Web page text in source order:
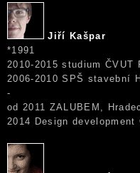
Jiří Kašpar
*1991
2010-2015 studium
2006-2010 SPŠ stavební
-
od 2011 ZALUBEM,
2014 Design